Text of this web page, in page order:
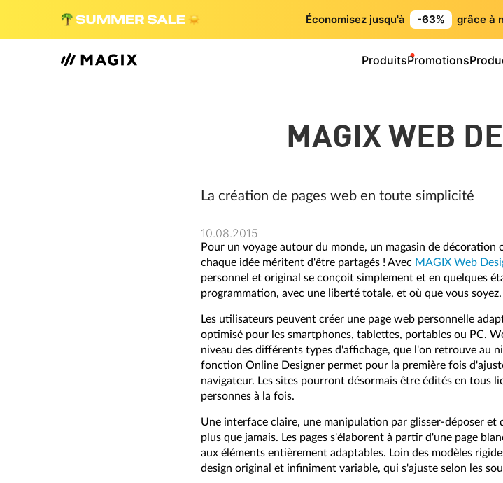
Économisez jusqu'à -63% grâce à
ProduitsPromotions
MAGIX WEB
La création de pages web en toute simplicité
10.08.2015
Pour un voyage autour du monde, un magasin de
chaque idée méritent d'être partagés ! Avec MAGIX Web
personnel et original se conçoit simplement et en quelques
programmation, avec une liberté totale, et où que vous soyez.
Les utilisateurs peuvent créer une page web personnelle
optimisé pour les smartphones, tablettes, portables ou PC.
niveau des différents types d'affichage, que l'on retrouve au
fonction Online Designer permet pour la première fois
navigateur. Les sites pourront désormais être édités en tous
personnes à la fois.
Une interface claire, une manipulation par glisser-déposer et
plus que jamais. Les pages s'élaborent à partir d'une page
aux éléments entièrement adaptables. Loin des modèles
design original et infiniment variable, qui s'ajuste selon les